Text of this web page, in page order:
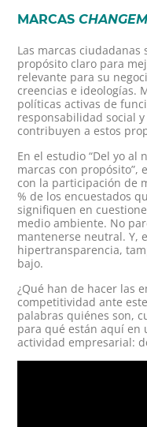
MARCAS
Las marcas
propósito claro para
relevante para su
creencias e ideologías.
políticas activas de
responsabilidad social
contribuyen a estos
En el estudio “Del yo al
marcas con propósito”,
con la participación de
% de los encuestados
signifiquen en
medio ambiente. No
mantenerse neutral. Y,
hipertransparencia,
bajo.
¿Qué han de hacer las
competitividad ante
palabras quiénes son,
para qué están aquí en
actividad empresarial: